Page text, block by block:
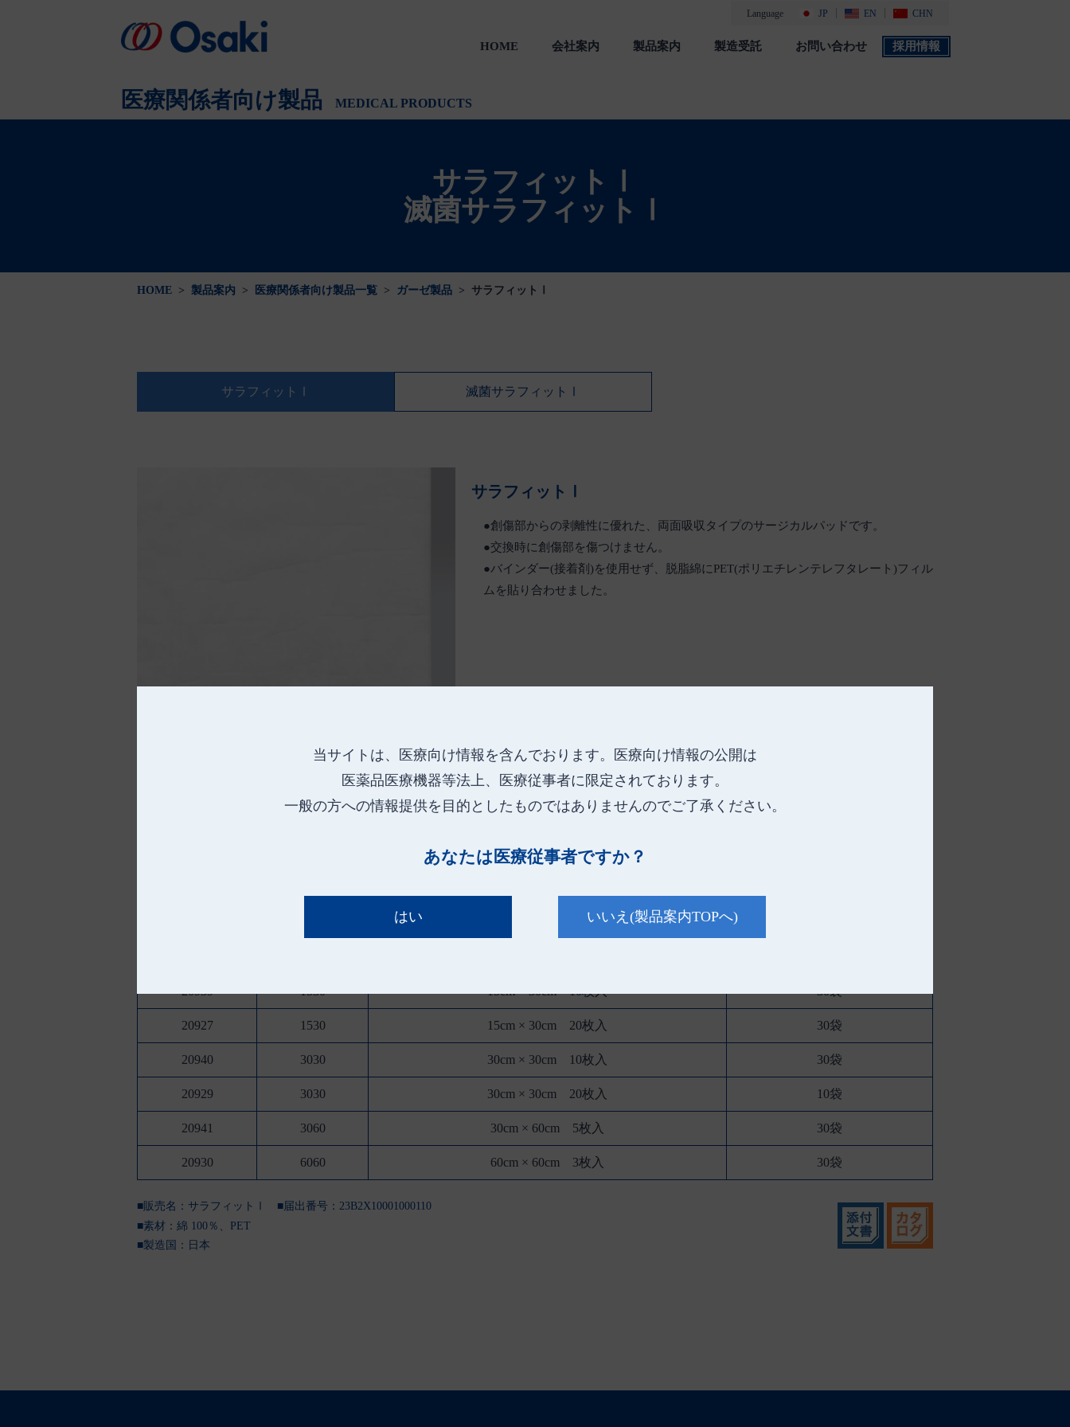
当サイトは、医療向け情報を含んでおります。 医療向け情報の公開は
医薬品医療機器等法上、医療従事者に限定されております。
一般の方への情報提供を目的としたものではありませんのでご了承ください。
あなたは医療従事者ですか？
はい いいえ (製品案内TOPへ)
Language JP EN CHN
HOME
会社案内
製品案内
製造受託 お問い合わせ 採用情報
医療関係者向け製品 MEDICAL PRODUCTS
サラフィットⅠ
滅菌サラフィットⅠ
HOME > 製品案内 > 医療関係者向け製品一覧 > ガーゼ製品 > サラフィットⅠ
サラフィットⅠ 滅菌サラフィットⅠ
サラフィットⅠ
●創傷部からの剥離性に優れた、両面吸収タイプのサージカルパッドです。
●交換時に創傷部を傷つけません。
●バインダー(接着剤)を使用せず、脱脂綿にPET(ポリエチレンテレフタレート)フィル
ムを貼り合わせました。
[熱傷被覆・保護材 11322101] [綿状創傷被覆・保護材 11751000]
15cm × 15cm 10枚入
20939 1530 15cm × 30cm 10枚入 30袋
20927 1530 15cm × 30cm 20枚入 30袋
20940 3030 30cm × 30cm 10枚入 30袋
20929 3030 30cm × 30cm 20枚入 10袋
20941 3060 30cm × 60cm 5枚入 30袋
20930 6060 60cm × 60cm 3枚入 30袋
■販売名：サラフィットⅠ ■届出番号：23B2X10001000110
■素材：綿 100％、PET
■製造国： 日本